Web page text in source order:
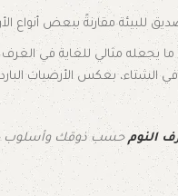
للبيئة مقارنةً ببعض أنواع
مثالي للغاية في الغرف
بعكس الأرضيات
النوم حسب ذوقك وأسلوب